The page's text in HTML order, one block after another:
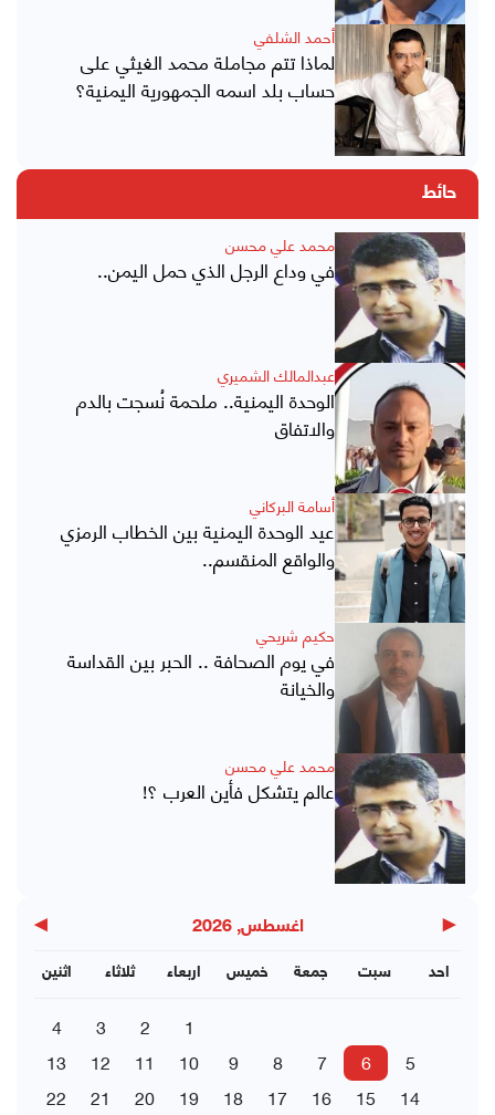
أحمد الشلفي
لماذا تتم مجاملة محمد الغيثي على
حساب بلد اسمه الجمهورية اليمنية؟
حائط
محمد علي محسن
في وداع الرجل الذي حمل اليمن..
عبدالمالك الشميري
الوحدة اليمنية.. ملحمة نُسجت بالدم
والاتفاق
أسامة البركاني
عيد الوحدة اليمنية بين الخطاب الرمزي
والواقع المنقسم..
حكيم شريحي
في يوم الصحافة .. الحبر بين القداسة
والخيانة
محمد علي محسن
عالم يتشكل فأين العرب ؟!
◀ اغسطس, 2026 ▶
اثنين ثلاثاء اربعاء خميس جمعة سبت احد
1
2
3
4
5
6
7
8
9
10
11
12
13
14
15
16
17
18
19
20
21
22